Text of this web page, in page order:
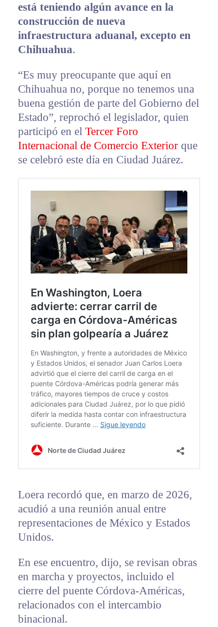
está teniendo algún avance en la
construcción de nueva
infraestructura aduanal, excepto en
Chihuahua.
“Es muy preocupante que aquí en
Chihuahua no, porque no tenemos una
buena gestión de parte del Gobierno del
Estado”, reprochó el legislador, quien
participó en el Tercer Foro
Internacional de Comercio Exteriorque
se celebró este día en Ciudad Juárez.
Loera recordó que, en marzo de 2026,
acudió a una reunión anual entre
representaciones de México y Estados
Unidos.
En ese encuentro, dijo, se revisan obras
en marcha y proyectos, incluido el
cierre del puente Córdova-Américas,
relacionados con el intercambio
binacional.